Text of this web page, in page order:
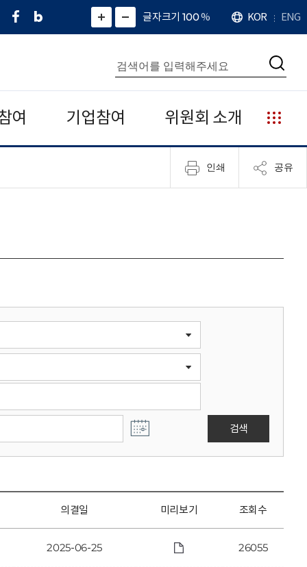
페
네
그
)
화
면
면
소
확
대
치
글자크기 100%
언
어
KOR ENG
통
합
검
색
검
여 기업참여 위원회 소개
누
리
집
안
인쇄 공유
검색
의결일 미리보기 조회수
2025-06-25 26055